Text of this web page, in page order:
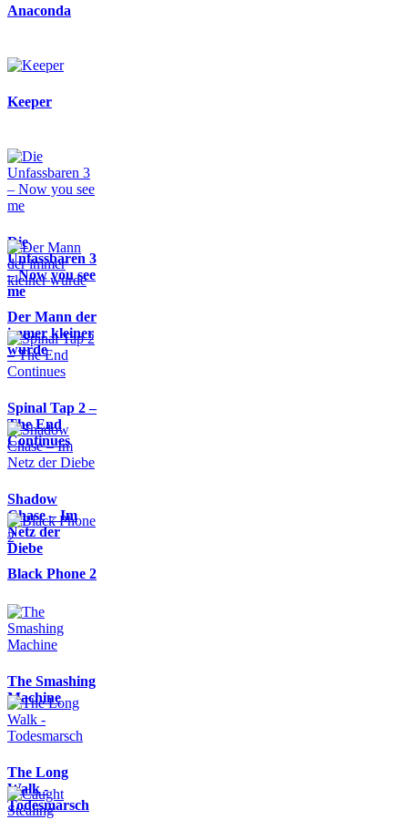
Anaconda
Keeper
Die
Unfassbaren 3
– Now you see
me
Der Mann der
immer kleiner
wurde
Spinal Tap 2 –
The End
Continues
Shadow
Chase – Im
Netz der
Diebe
Black Phone 2
The Smashing
Machine
The Long
Walk -
Todesmarsch